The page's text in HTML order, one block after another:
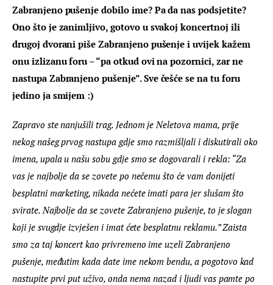
Zabranjeno pušenje dobilo ime? Pa da nas podsjetite?
Ono što je zanimljivo, gotovo u svakoj koncertnoj ili
drugoj dvorani piše Zabranjeno pušenje i uvijek kažem
onu izlizanu foru – “pa otkud ovi na pozornici, zar ne
nastupa Zabranjeno pušenje”. Sve češće se na tu foru
jedino ja smijem :)
Zapravo ste nanjušili trag. Jednom je Neletova mama, prije
nekog našeg prvog nastupa gdje smo razmišljali i diskutirali oko
imena, upala u našu sobu gdje smo se dogovarali i rekla: “Za
vas je najbolje da se zovete po nečemu što će vam donijeti
besplatni marketing, nikada nećete imati para jer slušam što
svirate. Najbolje da se zovete Zabranjeno pušenje, to je slogan
koji je svugdje izvješen i imat ćete besplatnu reklamu.” Zaista
smo za taj koncert kao privremeno ime uzeli Zabranjeno
pušenje, međutim kada date ime nekom bendu, a pogotovo kad
nastupite prvi put uživo, onda nema nazad i ljudi vas pamte po